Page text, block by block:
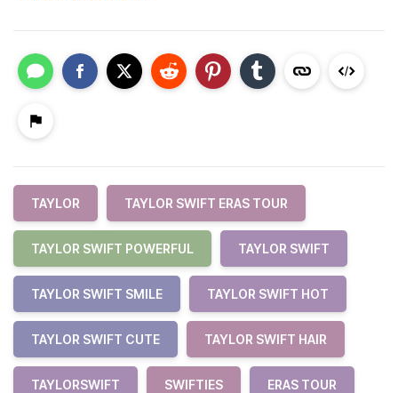
TAYLOR TAYLOR SWIFT ERAS TOUR
TAYLOR SWIFT POWERFUL TAYLOR SWIFT
TAYLOR SWIFT SMILE TAYLOR SWIFT HOT
TAYLOR SWIFT CUTE TAYLOR SWIFT HAIR
TAYLORSWIFT SWIFTIES ERAS TOUR